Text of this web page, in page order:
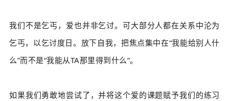
我们不是乞丐，爱也并非乞讨。可大部分人都在关系中沦为
乞丐，以乞讨度日。放下自我，把焦点集中在“我能给别人什
么”而不是“我能从TA那里得到什么”。
如果我们勇敢地尝试了，并将这个爱的课题赋予我们的练习